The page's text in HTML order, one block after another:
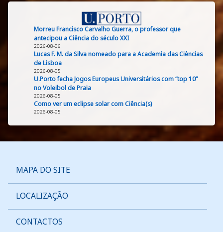
Morreu Francisco Carvalho Guerra, o professor que
antecipou a Ciência do século XXI
2026-08-06
Lucas F. M. da Silva nomeado para a Academia das Ciências
de Lisboa
2026-08-05
U.Porto fecha Jogos Europeus Universitários com “top 10”
no Voleibol de Praia
2026-08-05
Como ver um eclipse solar com Ciência(s)
2026-08-05
MAPA DO SITE
LOCALIZAÇÃO
CONTACTOS